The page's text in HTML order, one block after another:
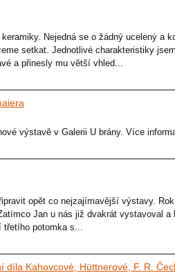
Nejedná se o žádný ucelený a
setkat. Jednotlivé charakteristiky
a přinesly mu větší vhled...
výstavě v Galerii U brány. Více
opět co nejzajímavější výstavy.
Jan u nás již dvakrát vystavoval a
třetího potomka s...
díla Kahovcové, Hüttnerové, F. R.